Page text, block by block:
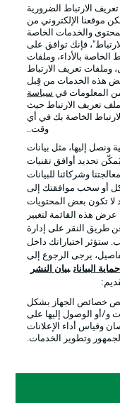
الارتباط الضرورية
موقعنا الإلكتروني من
والخدمات الخاصة
فإنك توافق على
الخاصة بالأداء، وملفات
وملفات تعريف الارتباط
هذه الخدمات من قِبل
المعلومات في سياسة
تعريف الارتباط حيث
الخاصة بك في أي
وقت..
ونصل إليها، مثل بيانات
تحديد أوافق تقنيات
وشركائنا للبيانات
أو سحب موافقتك إلى
لا تكون بعض المحتويات
عرض هذه القائمة لتغيير
طريق النقر على إدارة
ستؤثر اختياراتك داخل
يرجى الرجوع إلى
البيانات بيان النشر
فحص خصائص الجهاز بشكل
و/أو الوصول إليها على
وقياس أداء الإعلانات
وتطوير الخدمات.